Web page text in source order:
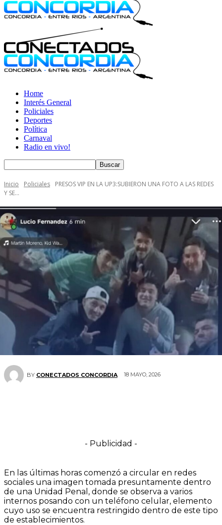
Home
Interés General
Policiales
Deportes
Política
Carnaval
Radio en vivo!
Inicio Policiales
PRESOS VIP EN LA UP3:SUBIERON UNA FOTO A LAS REDES
Y SE...
BY CONECTADOS CONCORDIA 18 MAYO, 2026
- Publicidad -
En las últimas horas comenzó a circular en redes
sociales una imagen tomada presuntamente dentro
de una Unidad Penal, donde se observa a varios
internos posando con un teléfono celular, elemento
cuyo uso se encuentra restringido dentro de este tipo
de establecimientos.